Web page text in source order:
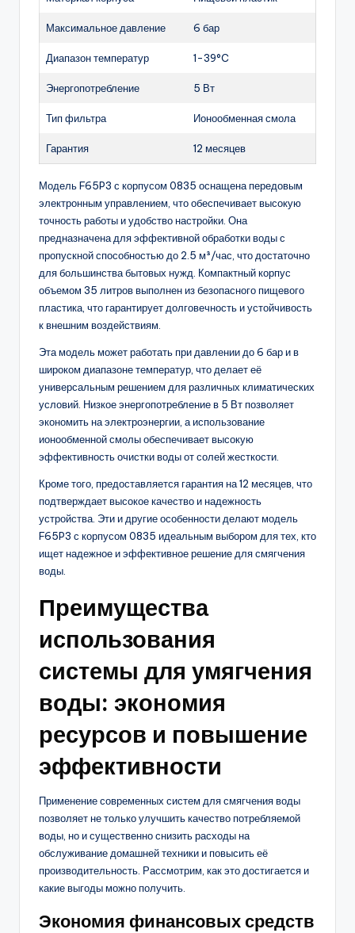
Максимальное давление 6 бар
Диапазон температур 1-39°C
Энергопотребление 5 Вт
Тип фильтра Ионообменная смола
Гарантия 12 месяцев
Модель F65P3 с корпусом 0835 оснащена передовым
электронным управлением, что обеспечивает высокую
точность работы и удобство настройки. Она
предназначена для эффективной обработки воды с
пропускной способностью до 2.5 м³/час, что достаточно
для большинства бытовых нужд. Компактный корпус
объемом 35 литров выполнен из безопасного пищевого
пластика, что гарантирует долговечность и устойчивость
к внешним воздействиям.
Эта модель может работать при давлении до 6 бар и в
широком диапазоне температур, что делает её
универсальным решением для различных климатических
условий. Низкое энергопотребление в 5 Вт позволяет
экономить на электроэнергии, а использование
ионообменной смолы обеспечивает высокую
эффективность очистки воды от солей жесткости.
Кроме того, предоставляется гарантия на 12 месяцев, что
подтверждает высокое качество и надежность
устройства. Эти и другие особенности делают модель
F65P3 с корпусом 0835 идеальным выбором для тех, кто
ищет надежное и эффективное решение для смягчения
воды.
Преимущества
использования
системы для умягчения
воды: экономия
ресурсов и повышение
эффективности
Применение современных систем для смягчения воды
позволяет не только улучшить качество потребляемой
воды, но и существенно снизить расходы на
обслуживание домашней техники и повысить её
производительность. Рассмотрим, как это достигается и
какие выгоды можно получить.
Экономия финансовых средств